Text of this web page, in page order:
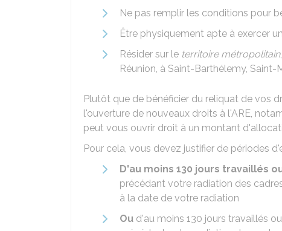
Ne pas remplir les conditions pour
Être physiquement apte à exercer
Résider sur le territoire métropolitain
Réunion, à Saint-Barthélemy,
Plutôt que de bénéficier du reliquat de vos
l'ouverture de nouveaux droits à l'ARE,
peut vous ouvrir droit à un montant
Pour cela, vous devez justifier de périodes
D'au moins 130 jours travaillés
précédant votre radiation des
à la date de votre radiation
Ou d'au moins 130 jours travaillés